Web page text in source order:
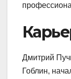
Дмитрий
Гоблин,